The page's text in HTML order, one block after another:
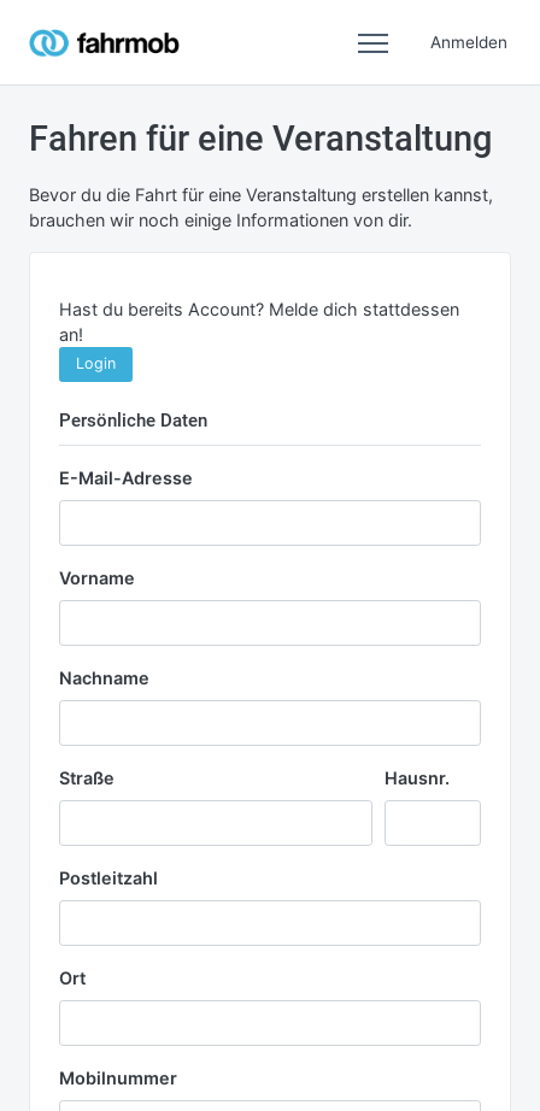
Anmelden
Fahren für eine Veranstaltung
Bevor du die Fahrt für eine Veranstaltung erstellen kannst,
brauchen wir noch einige Informationen von dir.
Hast du bereits Account? Melde dich stattdessen
an!
Login
Persönliche Daten
E-Mail-Adresse
Vorname
Nachname
Straße Hausnr.
Postleitzahl
Ort
Mobilnummer